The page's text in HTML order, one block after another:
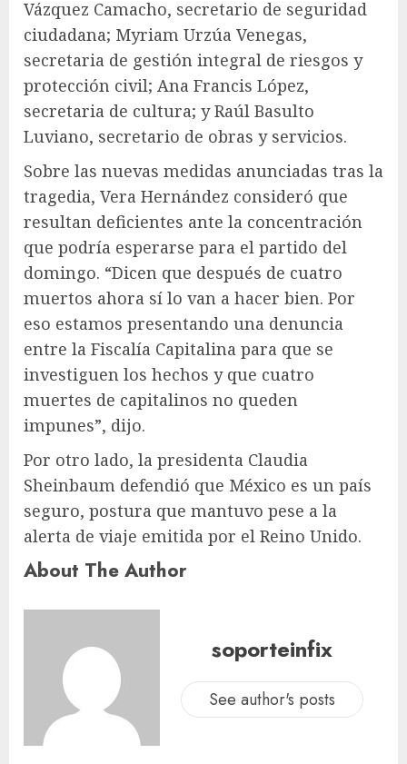
Vázquez Camacho, secretario de seguridad
ciudadana; Myriam Urzúa Venegas,
secretaria de gestión integral de riesgos y
protección civil; Ana Francis López,
secretaria de cultura; y Raúl Basulto
Luviano, secretario de obras y servicios.
Sobre las nuevas medidas anunciadas tras la
tragedia, Vera Hernández consideró que
resultan deficientes ante la concentración
que podría esperarse para el partido del
domingo. “Dicen que después de cuatro
muertos ahora sí lo van a hacer bien. Por
eso estamos presentando una denuncia
entre la Fiscalía Capitalina para que se
investiguen los hechos y que cuatro
muertes de capitalinos no queden
impunes”, dijo.
Por otro lado, la presidenta Claudia
Sheinbaum defendió que México es un país
seguro, postura que mantuvo pese a la
alerta de viaje emitida por el Reino Unido.
About The Author
soporteinfix
See author's posts